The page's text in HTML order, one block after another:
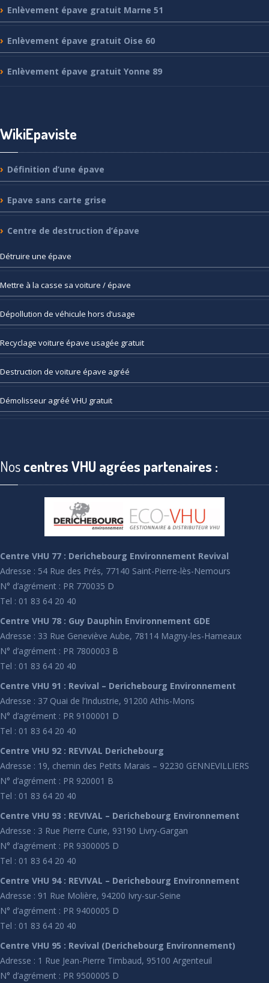
Enlèvement épave gratuit Marne 51
Enlèvement épave gratuit Oise 60
Enlèvement épave gratuit Yonne 89
WikiEpaviste
Définition d’une épave
Epave sans carte grise
Centre de destruction d’épave
Détruire une épave
Mettre à la casse sa voiture / épave
Dépollution de véhicule hors d’usage
Recyclage voiture épave usagée gratuit
Destruction de voiture épave agréé
Démolisseur agréé VHU gratuit
Noscentres VHU agrées partenaires :
Centre VHU 77 : Derichebourg Environnement Revival
Adresse : 54 Rue des Prés, 77140 Saint-Pierre-lès-Nemours
N° d’agrément : PR 770035 D
Tel : 01 83 64 20 40
Centre VHU 78 : Guy Dauphin Environnement GDE
Adresse : 33 Rue Geneviève Aube, 78114 Magny-les-Hameaux
N° d’agrément : PR 7800003 B
Tel : 01 83 64 20 40
Centre VHU 91 : Revival – Derichebourg Environnement
Adresse : 37 Quai de l’Industrie, 91200 Athis-Mons
N° d’agrément : PR 9100001 D
Tel : 01 83 64 20 40
Centre VHU 92 : REVIVAL Derichebourg
Adresse : 19, chemin des Petits Marais – 92230 GENNEVILLIERS
N° d’agrément : PR 920001 B
Tel : 01 83 64 20 40
Centre VHU 93 : REVIVAL – Derichebourg Environnement
Adresse : 3 Rue Pierre Curie, 93190 Livry-Gargan
N° d’agrément : PR 9300005 D
Tel : 01 83 64 20 40
Centre VHU 94 : REVIVAL – Derichebourg Environnement
Adresse : 91 Rue Molière, 94200 Ivry-sur-Seine
N° d’agrément : PR 9400005 D
Tel : 01 83 64 20 40
Centre VHU 95 : Revival (Derichebourg Environnement)
Adresse : 1 Rue Jean-Pierre Timbaud, 95100 Argenteuil
N° d’agrément : PR 9500005 D